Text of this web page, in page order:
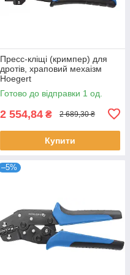
Пресс-кліщі (кримпер) для
дротів, храповий мехаізм
Hoegert
Готово до відправки 1 од.
2 554,84 ₴ 2 689,30 ₴
Купити
–5%